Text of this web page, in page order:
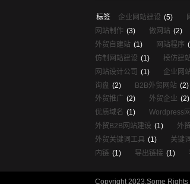
标签 企业网站建设 (5)
网站制作 (3) 做网站 (2)
外贸自建站 (1) 网站程序
仿制网站建设 (1) 模仿建
网站设计公司 (1) 企业网
询盘 (2) B2B外贸网站 (2)
外贸推广 (2) 外贸企业 (2)
优质域名 (1) Wordpress
外贸B2B网站建设 (1) 外
外贸关键词工具 (1) 关键
内链 (1) 导出链接 (1)
Copyright 2023.Some Rights